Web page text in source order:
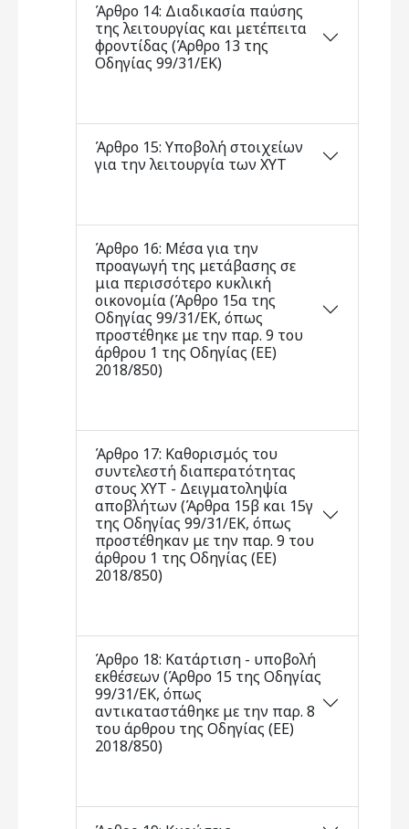
Άρθρο 14: Διαδικασία παύσης
της λειτουργίας και μετέπειτα
φροντίδας (Άρθρο 13 της
Οδηγίας 99/31/ΕΚ)
Άρθρο 15: Υποβολή στοιχείων
για την λειτουργία των ΧΥΤ
Άρθρο 16: Μέσα για την
προαγωγή της μετάβασης σε
μια περισσότερο κυκλική
οικονομία (Άρθρο 15α της
Οδηγίας 99/31/ΕΚ, όπως
προστέθηκε με την παρ. 9 του
άρθρου 1 της Οδηγίας (ΕΕ)
2018/850)
Άρθρο 17: Καθορισμός του
συντελεστή διαπερατότητας
στους ΧΥΤ - Δειγματοληψία
αποβλήτων (Άρθρα 15β και 15γ
της Οδηγίας 99/31/ΕΚ, όπως
προστέθηκαν με την παρ. 9 του
άρθρου 1 της Οδηγίας (ΕΕ)
2018/850)
Άρθρο 18: Κατάρτιση - υποβολή
εκθέσεων (Άρθρο 15 της Οδηγίας
99/31/ΕΚ, όπως
αντικαταστάθηκε με την παρ. 8
του άρθρου της Οδηγίας (ΕΕ)
2018/850)